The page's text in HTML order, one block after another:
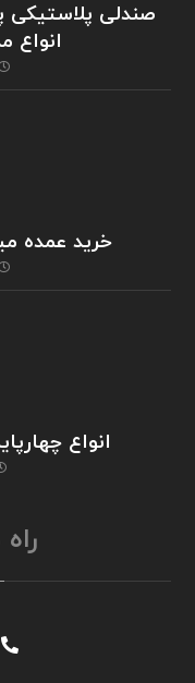
صندلی پلاستیکی
انواع
خرید عمده
انواع